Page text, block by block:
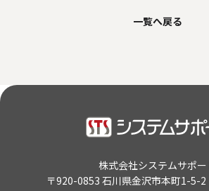
ビジネスパートナーの皆様へ
Microsoft Base Kanazawa
一覧へ戻る
株式会社システムサポー
〒920-0853 石川県金沢市本町1-5-2